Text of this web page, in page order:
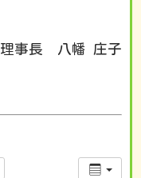
理事長 八幡 庄子